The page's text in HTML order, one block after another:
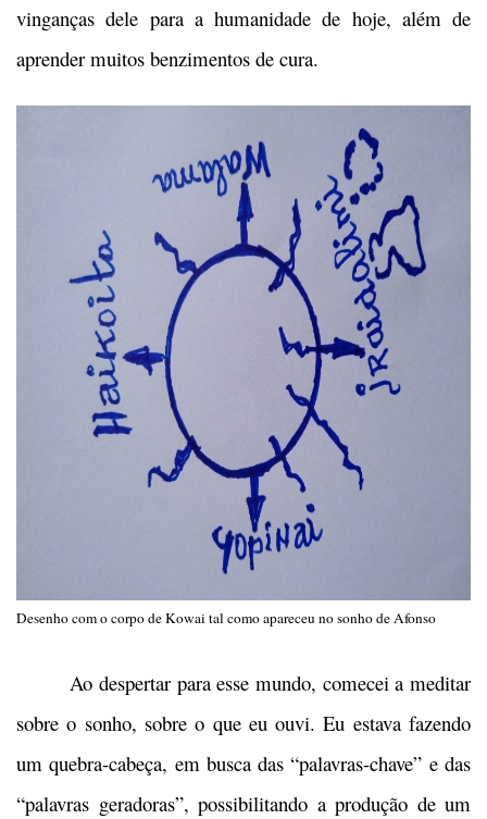
vinganças dele para a humanidade de hoje, além de
aprender muitos benzimentos de cura.
Desenho com o corpo de Kowai tal como apareceu no sonho de Afonso
Ao despertar para esse mundo, comecei a meditar
sobre o sonho, sobre o que eu ouvi. Eu estava fazendo
um quebra-cabeça, em busca das “palavras-chave” e das
“palavras geradoras”, possibilitando a produção de um